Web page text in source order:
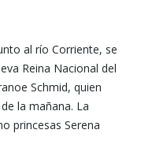
al río Corriente, se
Reina Nacional del
Schmid, quien
la mañana. La
princesas Serena